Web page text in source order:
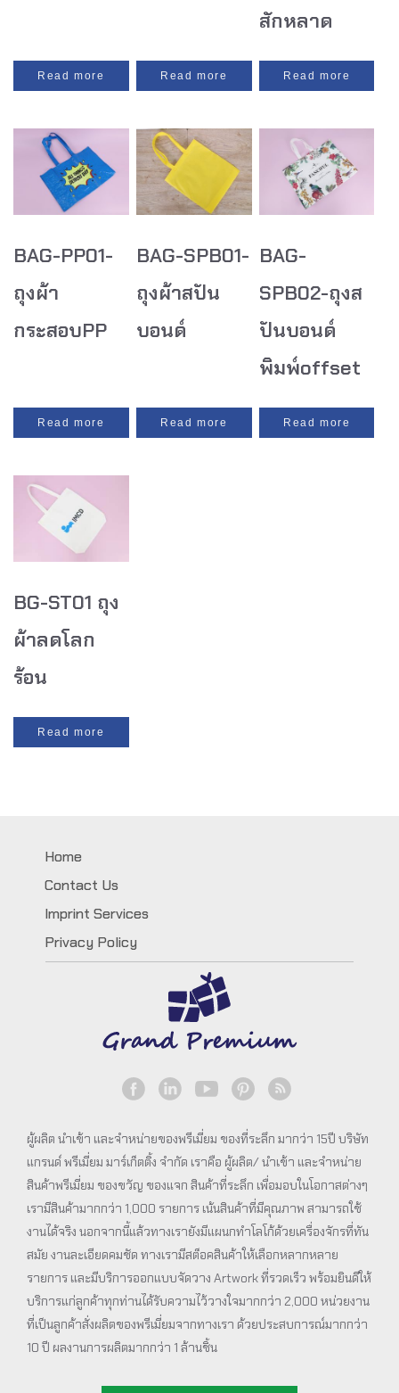
Read more Read more
สักหลาด
Read more
BAG-PP01-
ถุงผ้า
กระสอบPP
Read more
BAG-SPB01-
ถุงผ้าสปัน
บอนด์
Read more
BAG-
SPB02-ถุงส
ปันบอนด์
พิมพ์offset
Read more
BG-ST01 ถุง
ผ้าลดโลก
ร้อน
Read more
Home
Contact Us
Imprint Services
Privacy Policy
ผู้ผลิต นำเข้า และจำหน่ายของพรีเมี่ยม ของที่ระลึก มากว่า 15ปี บริษัท
แกรนด์ พรีเมี่ยม มาร์เก็ตติ้ง จำกัด เราคือ ผู้ผลิต/ นำเข้า และจำหน่าย
สินค้าพรีเมี่ยม ของขวัญ ของแจก สินค้าที่ระลึก เพื่อมอบในโอกาสต่างๆ
เรามีสินค้ามากกว่า 1,000 รายการ เน้นสินค้าที่มีคุณภาพ สามารถใช้
งานได้จริง นอกจากนี้แล้วทางเรายังมีแผนกทำโลโก้ด้วยเครื่องจักรที่ทัน
สมัย งานละเอียดคมชัด ทางเรามีสต็อคสินค้าให้เลือกหลากหลาย
รายการ และมีบริการออกแบบจัดวาง Artwork ที่รวดเร็ว พร้อมยินดีให้
บริการแก่ลูกค้าทุกท่านได้รับความไว้วางใจมากกว่า 2,000 หน่วยงาน
ที่เป็นลูกค้าสั่งผลิตของพรีเมี่ยมจากทางเรา ด้วยประสบการณ์มากกว่า
10 ปี ผลงานการผลิตมากกว่า 1 ล้านชิ้น